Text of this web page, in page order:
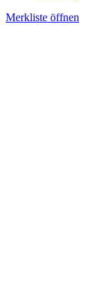
Merkliste öffnen